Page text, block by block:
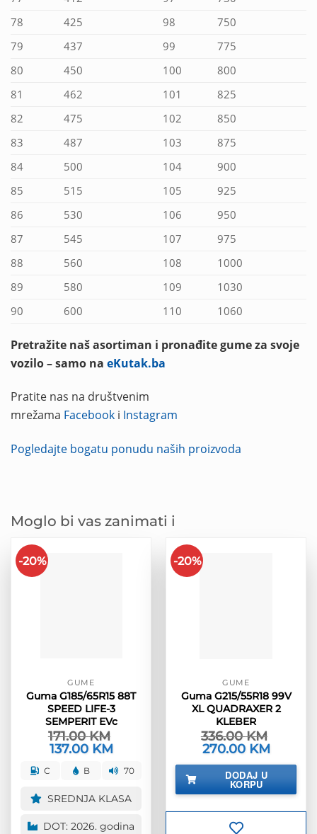
78
425 98
750
79
437 99
775
80
450 100
800
81
462 101
825
82
475 102
850
83
487 103
875
84
500 104
900
85
515 105
925
86
530 106
950
87
545 107
975
88
560 108
1000
89
580 109
1030
90
600 110 1060
Pretražite naš asortiman i pronađite gume za svoje
vozilo – samo na eKutak.ba
Pratite nas na društvenim
mrežama Facebook i Instagram
Pogledajte bogatu ponudu naših proizvoda
Moglo bi vas zanimati i
-20%
GUME
Guma G185/65R15 88T
SPEED LIFE-3
SEMPERIT EVc
171.00KM
Izvorna
cijena
bila
je:
137.00 KM
je:
137.00 KM.
C B 70
SREDNJA KLASA
DOT: 2026. godina
-20%
GUME
Guma G215/55R18 99V
XL QUADRAXER 2
KLEBER
336.00KM
Izvorna
cijena
bila
336.00 KM.
270.00 KM
je:
DODAJ U
KORPU